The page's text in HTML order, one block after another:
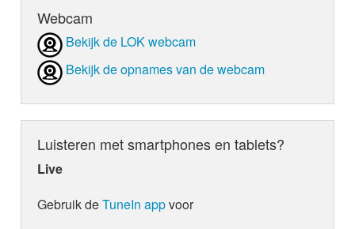
Webcam
Bekijk de LOK webcam
Bekijk de opnames van de webcam
Luisteren met smartphones en tablets?
Live
Gebruik deTuneIn appvoor